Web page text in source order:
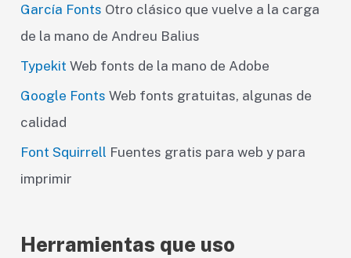
García Fonts Otro clásico que vuelve a la carga
de la mano de Andreu Balius
Typekit Web fonts de la mano de Adobe
Google Fonts Web fonts gratuitas, algunas de
calidad
Font Squirrell Fuentes gratis para web y para
imprimir
Herramientas que uso